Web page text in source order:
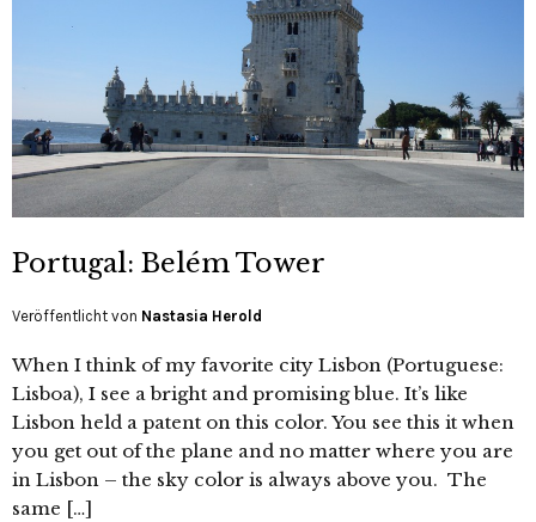
Portugal: Belém Tower
Veröffentlicht von Nastasia Herold
When I think of my favorite city Lisbon (Portuguese:
Lisboa), I see a bright and promising blue. It’s like
Lisbon held a patent on this color. You see this it when
you get out of the plane and no matter where you are
in Lisbon – the sky color is always above you. The
same […]